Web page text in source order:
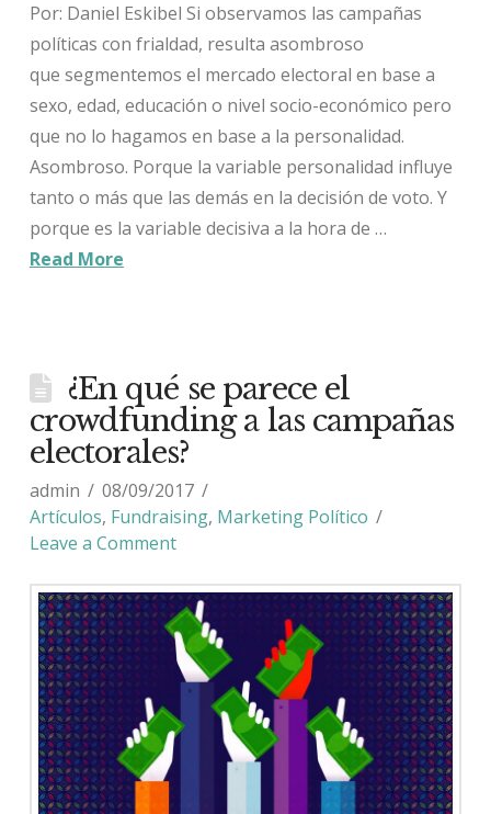
Por: Daniel Eskibel Si observamos las campañas
políticas con frialdad, resulta asombroso
que segmentemos el mercado electoral en base a
sexo, edad, educación o nivel socio-económico pero
que no lo hagamos en base a la personalidad.
Asombroso. Porque la variable personalidad influye
tanto o más que las demás en la decisión de voto. Y
porque es la variable decisiva a la hora de …
Read More
¿En qué se parece el
crowdfunding a las campañas
electorales?
admin
08/09/2017
Artículos, Fundraising, Marketing Político
Leave a Comment